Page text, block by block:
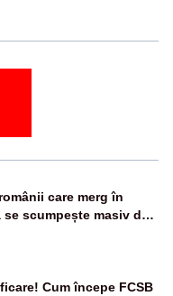
care merg în
scumpește masiv de
Cum începe FCSB